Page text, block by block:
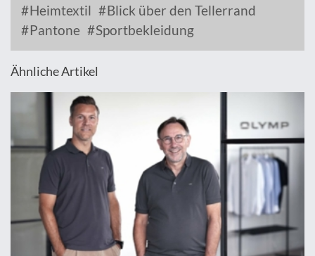
Heimtextil
Blick über den Tellerrand
Pantone
Sportbekleidung
Ähnliche Artikel